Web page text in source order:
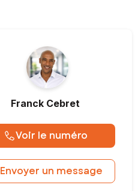
Franck Cebret
Voir le numéro
Envoyer un message